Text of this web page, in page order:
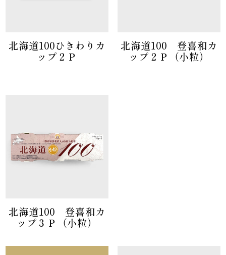
北海道100ひきわりカ
ップ２Ｐ
北海道100 登喜和カ
ップ２Ｐ（小粒）
北海道100 登喜和カ
ップ３Ｐ（小粒）